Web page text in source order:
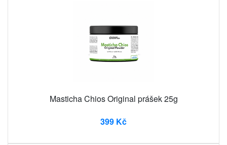
Masticha Chios Original prášek 25g
399 Kč